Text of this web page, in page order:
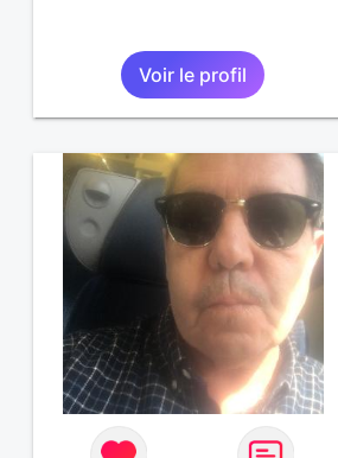
Voir le profil